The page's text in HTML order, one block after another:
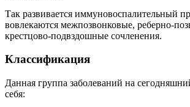
Так развивается иммуновоспалительный
вовлекаются межпозвонковые, реберно-
крестцово-подвздошные сочленения.
Классификация
Данная группа заболеваний на
себя: